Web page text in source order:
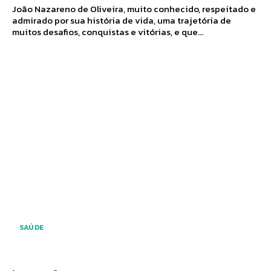
João Nazareno de Oliveira, muito conhecido, respeitado e
admirado por sua história de vida, uma trajetória de
muitos desafios, conquistas e vitórias, e que...
SAÚDE